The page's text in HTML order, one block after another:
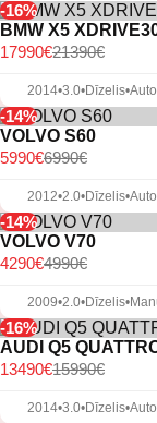
-16%
BMW X5
21390€
17990€
2014•3.0•Dīzelis•
-14%
VOLVO S60
6990€
5990€
2012•2.0•Dīzelis•
-14%
VOLVO V70
4990€
4290€
2009•2.0•Dīzelis•
-16%
AUDI Q5
15990€
13490€
2014•3.0•Dīzelis•